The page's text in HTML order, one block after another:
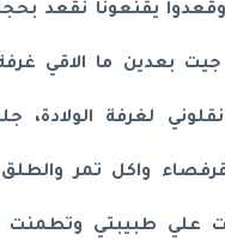
يقنعونا نقعد
بعدين ما الاقي
لغرفة الولادة،
واكل تمر
علي طبيبتي وتطمنت